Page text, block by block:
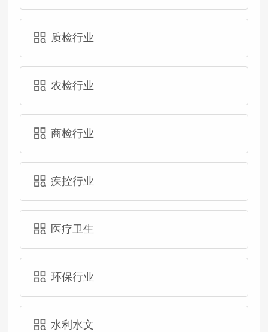
质检行业
农检行业
商检行业
疾控行业
医疗卫生
环保行业
水利水文